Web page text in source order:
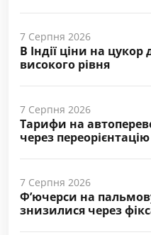
7 Серпня 2026
В Індії ціни на
високого рівня
7 Серпня 2026
Тарифи на
через
7 Серпня 2026
Ф’ючерси на
знизилися через